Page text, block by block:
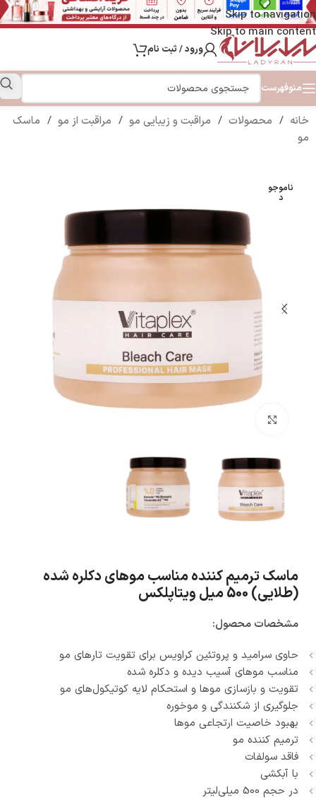
Skip to navigation
Skip to main content
ورود / ثبت نام
منوفهرست
خانه / محصولات / مراقبت و زیبایی مو / مراقبت از مو / ماسک
مو
ناموجو
د
ماسک ترمیم کننده مناسب موهای دکلره شده
(طلایی) 500 میل ویتاپلکس
مشخصات محصول:
حاوی سرامید و پروتئین کراویس برای تقویت تارهای مو
مناسب موهای آسیب دیده و دکلره شده
تقویت و بازسازی موها و استحکام لایه کوتیکول‌های مو
جلوگیری از شکنندگی و موخوره
بهبود خاصیت ارتجاعی موها
ترمیم کننده مو
فاقد سولفات
با آبکشی
در حجم 500 میلی‌لیتر